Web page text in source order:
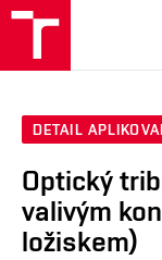
DETAIL
Optický
valivým
ložiskem)